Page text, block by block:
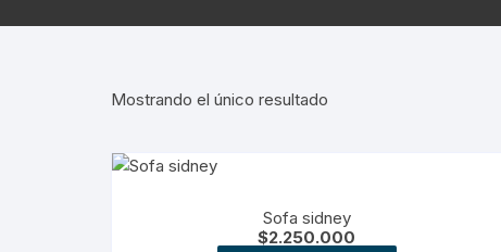
Mostrando el único resultado
Sofa sidney
$2.250.000